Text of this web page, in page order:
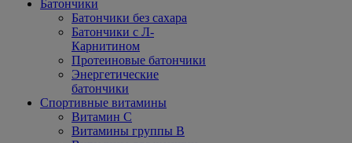
Батончики
Батончики без сахара
Батончики с Л-
Карнитином
Протеиновые батончики
Энергетические
батончики
Спортивные витамины
Витамин С
Витамины группы В